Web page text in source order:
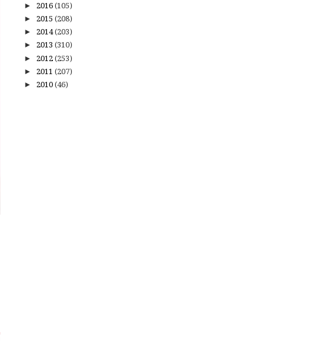
► 2016 (105)
► 2015 (208)
► 2014(203)
► 2013 (310)
► 2012 (253)
► 2011 (207)
► 2010 (46)